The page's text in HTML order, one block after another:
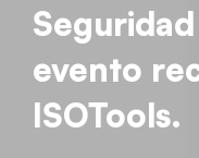
evento
ISOTools.